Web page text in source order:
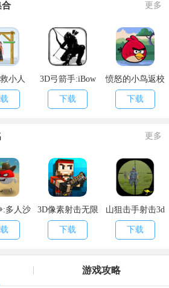
合 更多
小人
3D弓箭手:iBow
3D
下载
愤怒的小鸟返校
季:Angry Birds
Seasons
下载
更多
:多人沙
限金币
3D像素射击无限
钻石版
下载
山狙击手射击3d
无限金钱版
下载
游戏攻略